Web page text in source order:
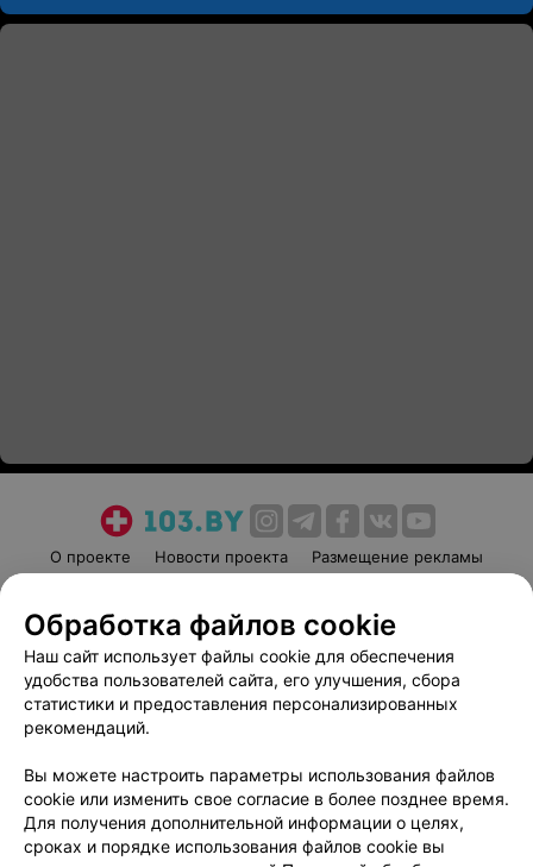
О проекте Новости проекта
Размещение рекламы
Пользовательское соглашение
Способы оплаты
Вакансии
Партнеры
Написать руководителю 103.by
Обработка персональных данных
Обработка файлов cookie
Наш сайт использует файлы cookie для обеспечения
удобства пользователей сайта, его улучшения, сбора
статистики и предоставления персонализированных
рекомендаций.
Вы можете настроить параметры использования файлов
cookie или изменить свое согласие в более позднее время.
Для получения дополнительной информации о целях,
сроках и порядке использования файлов cookie вы